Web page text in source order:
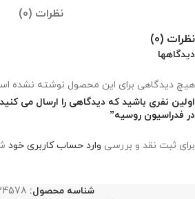
نظرات (0)
نظرات (0)
دیدگاهها
هیچ دیدگاهی برای این محصول نوشته نشده
اولین نفری باشید که دیدگاهی را ارسال می
در فدراسیون روسیه”
برای ثبت نقد و بررسی وارد حساب کاربری خود
شناسه محصول: